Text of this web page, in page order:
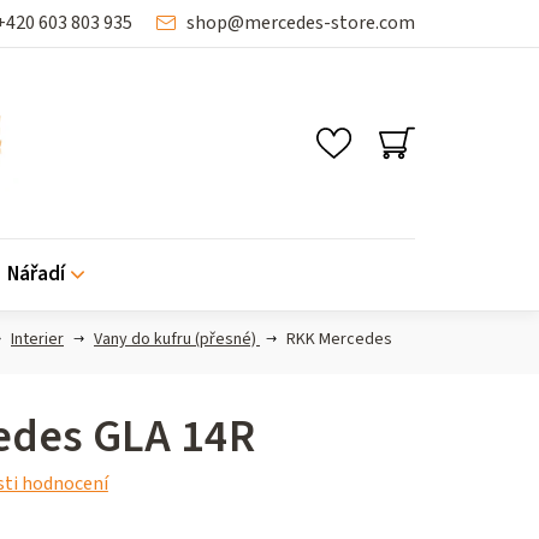
shop@mercedes-store.com
603 803 935
NÁKUPNÍ
KOŠÍK
Nářadí
Interier Vany do kufru (přesné)
RKK Mercedes
GLA 14R
hodnocení